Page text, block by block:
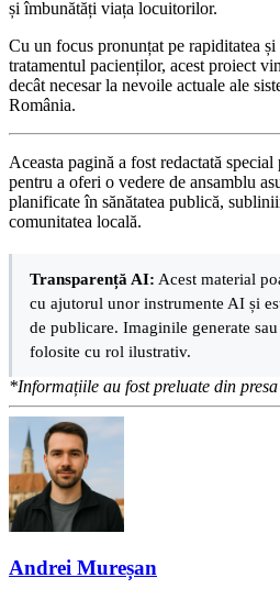
și îmbunătăți viața locuitorilor.
Cu un focus pronunțat pe rapiditatea
tratamentul pacienților, acest proiect
decât necesar la nevoile actuale ale
România.
Aceasta pagină a fost redactată
pentru a oferi o vedere de ansamblu
planificate în sănătatea publică,
comunitatea locală.
Transparență AI: Acest material
cu ajutorul unor instrumente AI și
de publicare. Imaginile generate
folosite cu rol ilustrativ.
*Informațiile au fost preluate din
Andrei Mureșan